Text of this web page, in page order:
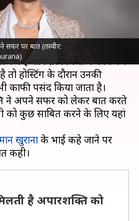
सफर पर बात (तस्वीर:
अभिनेता होने के साथ ही गायक
ने कई शानदार फिल्मों में काम कर
होस्टिंग के दौरान उनकी
काफी पसंद किया जाता है।
ने अपने सफर को लेकर बात करते
को कुछ साबित करने के लिए यहां
खुरानाके भाई कहे जाने पर
है अपारशक्ति को